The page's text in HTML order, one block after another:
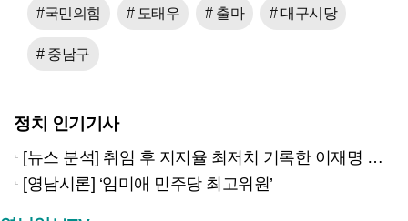
#국민의힘 # 도태우 # 출마 # 대구시당
# 중남구
정치 인기기사
[뉴스 분석] 취임 후 지지율 최저치 기록한 이재명 대통령…왜?
[영남시론] ‘임미애 민주당 최고위원’